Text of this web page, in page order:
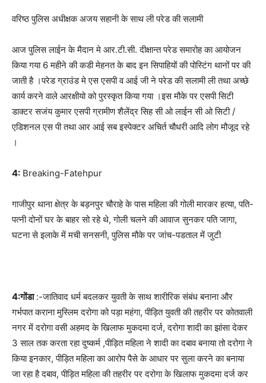
वरिष्ठ पुलिस अधीक्षक अजय सहानी के साथ ली परेड की सलामी
आज पुलिस लाईन के मैदान मे आर.टी.सी. दीक्षान्त परेड समारोह का आयोजन
किया गया 6 महीने की कडी मेहनत के बाद इन सिपाहियों की पोस्टिंग थानों पर की
जाती है ।परेड ग्राउंड मे एस एसपी व आई जी ने परेड की सलामी ली तथा अच्छे
कार्य करने वाले आरक्षीयो को पुरस्कृत किया गया ।इस मौके पर एसपी सिटी
डाक्टर सजंय कुमार एसपी ग्रामीण शैलेंद्र सिह सी ओ लाईन सी ओ सिटी /
एडिशनल एस पी तथा आर आई सब इस्पेक्टर अचिर्त चौधरी आदि लोग मौजूद रहे
।
4: Breaking-Fatehpur
गाजीपुर थाना क्षेत्र के बड़नपुर चौराहे के पास महिला की गोली मारकर हत्या, पति-
पत्नी दोनों घर के बाहर सो रहे थे, गोली चलने की आवाज सुनकर पति जागा,
घटना से इलाके में मची सनसनी, पुलिस मौके पर जांच-पडताल में जुटी
4:गोंडा:-जातिवाद धर्म बदलकर युवती के साथ शारीरिक संबंध बनाना और
गर्भपात कराना मुस्लिम दरोगा को पड़ा महंगा, पीड़ित युवती की तहरीर पर कोतवाली
नगर में दरोगा वसी अहमद के खिलाफ मुकदमा दर्ज, दरोगा शादी का झांसा देकर
3 साल तक करता रहा दुष्कर्म ,पीड़ित महिला ने शादी का दबाव बनाया तो दरोगा ने
किया इनकार, पीड़ित महिला का आरोप पैसे के आधार पर सुला करने का बनाया
जा रहा है दबाव, पीड़ित महिला की तहरीर पर दरोगा के खिलाफ मुकदमा दर्ज कर